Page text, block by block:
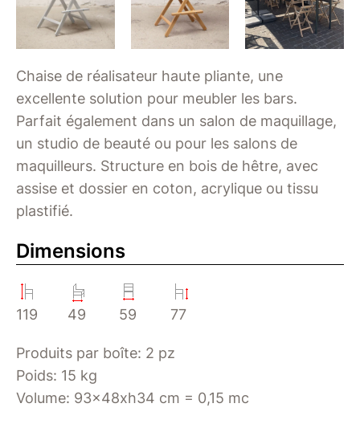
Chaise de réalisateur haute pliante, une
excellente solution pour meubler les bars.
Parfait également dans un salon de maquillage,
un studio de beauté ou pour les salons de
maquilleurs. Structure en bois de hêtre, avec
assise et dossier en coton, acrylique ou tissu
plastifié.
Dimensions
119 49 59 77
Produits par boîte: 2 pz
Poids: 15 kg
Volume: 93x48xh34 cm = 0,15 mc